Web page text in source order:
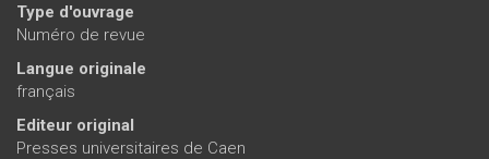
Type d'ouvrage
Numéro de revue
Langue originale
français
Editeur original
Presses universitaires de Caen